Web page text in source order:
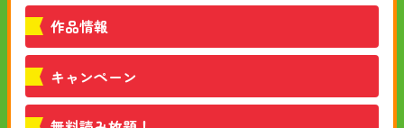
作品情報
キャンペーン